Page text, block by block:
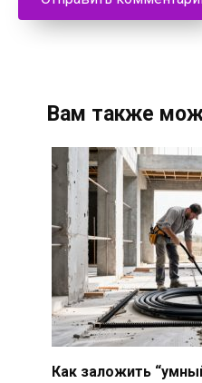
Вам также
Как заложить